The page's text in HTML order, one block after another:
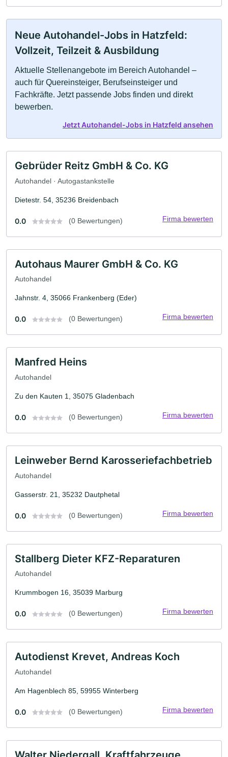
Neue Autohandel-Jobs in Hatzfeld:
Vollzeit, Teilzeit & Ausbildung
Aktuelle Stellenangebote im Bereich Autohandel –
auch für Quereinsteiger, Berufseinsteiger und
Fachkräfte. Jetzt passende Jobs finden und direkt
bewerben.
Jetzt Autohandel-Jobs in Hatzfeld ansehen
Gebrüder Reitz GmbH & Co. KG
Autohandel · Autogastankstelle
Dietestr. 54, 35236 Breidenbach
0.0 (0 Bewertungen) Firma bewerten
Autohaus Maurer GmbH & Co. KG
Autohandel
Jahnstr. 4, 35066 Frankenberg (Eder)
0.0 (0 Bewertungen) Firma bewerten
Manfred Heins
Autohandel
Zu den Kauten 1, 35075 Gladenbach
0.0 (0 Bewertungen) Firma bewerten
Leinweber Bernd Karosseriefachbetrieb
Autohandel
Gasserstr. 21, 35232 Dautphetal
0.0 (0 Bewertungen) Firma bewerten
Stallberg Dieter KFZ-Reparaturen
Autohandel
Krummbogen 16, 35039 Marburg
0.0 (0 Bewertungen) Firma bewerten
Autodienst Krevet, Andreas Koch
Autohandel
Am Hagenblech 85, 59955 Winterberg
0.0 (0 Bewertungen) Firma bewerten